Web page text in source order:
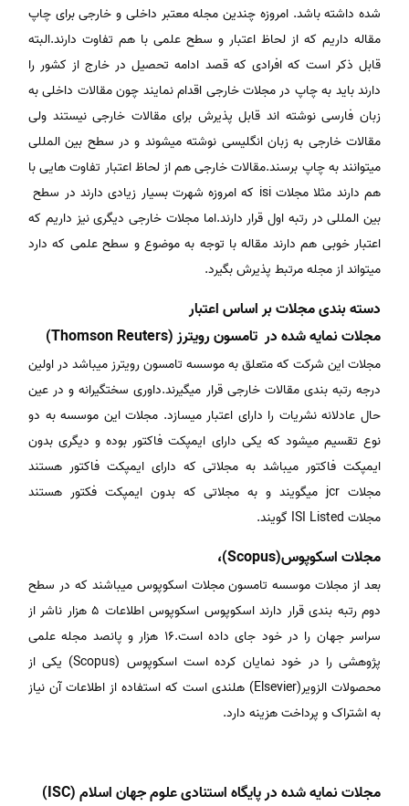
شده داشته باشد. امروزه چندین مجله معتبر داخلی و خارجی برای چاپ
مقاله داریم که از لحاظ اعتبار و سطح علمی با هم تفاوت دارند.البته
قابل ذکر است که افرادی که قصد ادامه تحصیل در خارج از کشور را
دارند باید به چاپ در مجلات خارجی اقدام نمایند چون مقالات داخلی به
زبان فارسی نوشته اند قابل پذیرش برای مقالات خارجی نیستند ولی
مقالات خارجی به زبان انگلیسی نوشته میشوند و در سطح بین المللی
میتوانند به چاپ برسند.مقالات خارجی هم از لحاظ اعتبار تفاوت هایی با
هم دارند مثلا مجلات isi که امروزه شهرت بسیار زیادی دارند در سطح
بین المللی در رتبه اول قرار دارند.اما مجلات خارجی دیگری نیز داریم که
اعتبار خوبی هم دارند مقاله با توجه به موضوع و سطح علمی که دارد
میتواند از مجله مرتبط پذیرش بگیرد.
دسته بندی مجلات بر اساس اعتبار
مجلات نمایه شده در تامسون رویترز (Thomson Reuters)
مجلات این شرکت که متعلق به موسسه تامسون رویترز میباشد در اولین
درجه رتبه بندی مقالات خارجی قرار میگیرند.داوری سختگیرانه و در عین
حال عادلانه نشریات را دارای اعتبار میسازد. مجلات این موسسه به دو
نوع تقسیم میشود که یکی دارای ایمپکت فاکتور بوده و دیگری بدون
ایمپکت فاکتور میباشد به مجلاتی که دارای ایمپکت فاکتور هستند
مجلات jcr میگویند و به مجلاتی که بدون ایمپکت فکتور هستند
مجلات ISI Listed گویند.
مجلات اسکوپوس(Scopus)،
بعد از مجلات موسسه تامسون مجلات اسکوپوس میباشند که در سطح
دوم رتبه بندی قرار دارند اسکوپوس اسکوپوس اطلاعات 5 هزار ناشر از
سراسر جهان را در خود جای داده است.16 هزار و پانصد مجله علمی
پژوهشی را در خود نمایان کرده است اسکوپوس (Scopus) یکی از
محصولات الزویر(Elsevier) هلندی است که استفاده از اطلاعات آن نیاز
به اشتراک و پرداخت هزینه دارد.
مجلات نمایه شده در پایگاه استنادی علوم جهان اسلام (ISC)